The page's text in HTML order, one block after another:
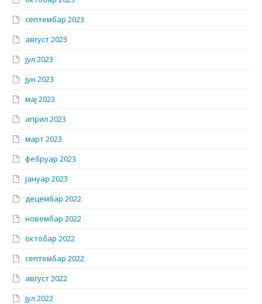
септембар 2023
август 2023
јул 2023
јун 2023
мај 2023
април 2023
март 2023
фебруар 2023
јануар 2023
децембар 2022
новембар 2022
октобар 2022
септембар 2022
август 2022
јул 2022